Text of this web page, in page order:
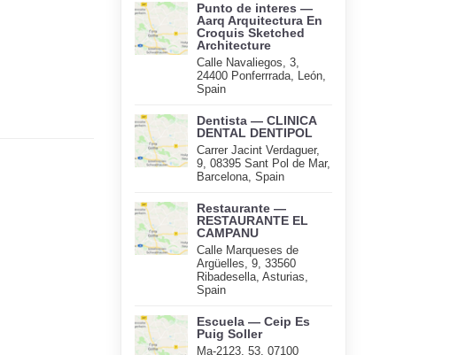
Punto de interes —
Aarq Arquitectura En
Croquis Sketched
Architecture
Calle Navaliegos, 3,
24400 Ponferrrada, León,
Spain
Dentista — CLINICA
DENTAL DENTIPOL
Carrer Jacint Verdaguer,
9, 08395 Sant Pol de Mar,
Barcelona, Spain
Restaurante —
RESTAURANTE EL
CAMPANU
Calle Marqueses de
Argüelles, 9, 33560
Ribadesella, Asturias,
Spain
Escuela — Ceip Es
Puig Soller
Ma-2123, 53, 07100